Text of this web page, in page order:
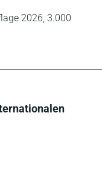
2026, 3.000